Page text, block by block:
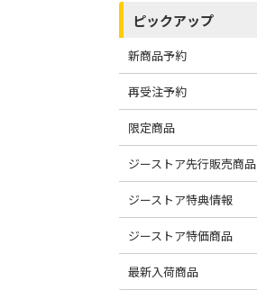
ピックアップ
新商品予約
再受注予約
限定商品
ジーストア先行販売商品
ジーストア特典情報
ジーストア特価商品
最新入荷商品